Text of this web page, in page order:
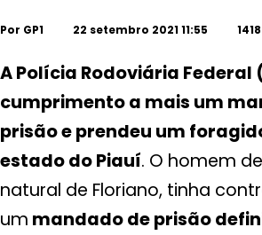
Por GP1 22 setembro 2021 11:55 1418
A Polícia Rodoviária Federal
cumprimento a mais um
prisão e prendeu um
estado do Piauí. O homem
natural de Floriano, tinha
um mandado de prisão